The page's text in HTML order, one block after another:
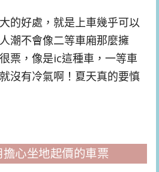
的好處，就是上車幾乎可以
潮不會像二等車廂那麼擁
票，像是ic這種車，一等車
沒有冷氣啊！夏天真的要慎
心坐地起價的車票